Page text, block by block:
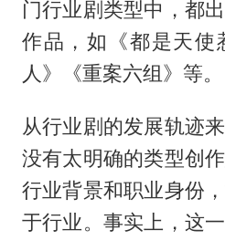
门行业剧类型中，都
作品，如《都是天使
人》《重案六组》等。
从行业剧的发展轨迹
没有太明确的类型创
行业背景和职业身份
于行业。事实上，这